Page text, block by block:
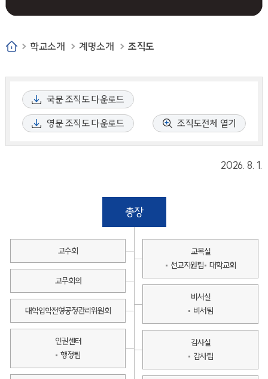
학교소개 계명소개 조직도
국문 조직도 다운로드
영문 조직도 다운로드
조직도전체 열기
2026. 8. 1.
총장
교수회
교무회의
대학입학전형공정관리위원회
인권센터
행정팀
교목실
선교지원팀 대학교회
비서실
비서팀
감사실
감사팀